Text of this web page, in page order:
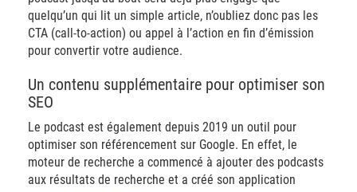
quelqu’un qui lit un simple article, n’oubliez donc pas les
CTA (call-to-action) ou appel à l’action en fin d’émission
pour convertir votre audience.
Un contenu supplémentaire pour optimiser son
SEO
Le podcast est également depuis 2019 un outil pour
optimiser son référencement sur Google. En effet, le
moteur de recherche a commencé à ajouter des podcasts
aux résultats de recherche et a créé son application